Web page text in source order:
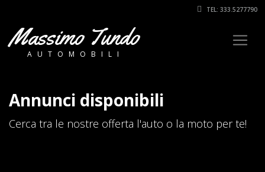
TEL: 333.5277790
Massimo Tundo
AUTOMOBILI
Annunci disponibili
Cerca tra le nostre offerta l'auto o la moto per te!